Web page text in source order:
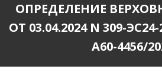
ОПРЕДЕЛЕНИЕ
ОТ 03.04.2024 N 309-
А60-4456/